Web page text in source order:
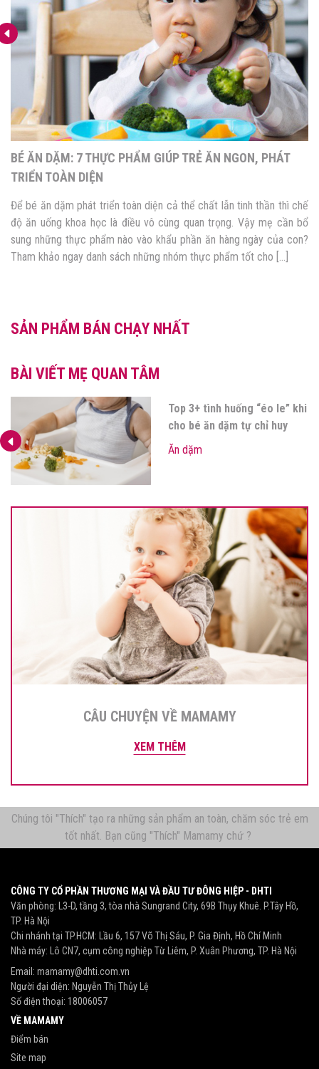
BÉ ĂN DẶM: 7 THỰC PHẨM GIÚP TRẺ ĂN NGON, PHÁT
TRIỂN TOÀN DIỆN
Để bé ăn dặm phát triển toàn diện cả thể chất lẫn tinh thần thì chế
độ ăn uống khoa học là điều vô cùng quan trọng. Vậy mẹ cần bổ
sung những thực phẩm nào vào khẩu phần ăn hàng ngày của con?
Tham khảo ngay danh sách những nhóm thực phẩm tốt cho […]
SẢN PHẨM BÁN CHẠY NHẤT
BÀI VIẾT MẸ QUAN TÂM
Top 3+ tình huống “éo le” khi
cho bé ăn dặm tự chỉ huy
Ăn dặm
CÂU CHUYỆN VỀ MAMAMY
XEM THÊM
Chúng tôi "Thích" tạo ra những sản phẩm an toàn, chăm sóc trẻ em
tốt nhất. Bạn cũng "Thích" Mamamy chứ ?
CÔNG TY CỔ PHẦN THƯƠNG MẠI VÀ ĐẦU TƯ ĐÔNG HIỆP - DHTI
Văn phòng: L3-D, tầng 3, tòa nhà Sungrand City, 69B Thụy Khuê. P.Tây Hồ,
TP. Hà Nội
Chi nhánh tại TP.HCM: Lầu 6, 157 Võ Thị Sáu, P. Gia Định, Hồ Chí Minh
Nhà máy: Lô CN7, cụm công nghiệp Từ Liêm, P. Xuân Phương, TP. Hà Nội
Email: mamamy@dhti.com.vn
Người đại diện: Nguyễn Thị Thủy Lệ
Số điện thoại: 18006057
VỀ MAMAMY
Điểm bán
Site map